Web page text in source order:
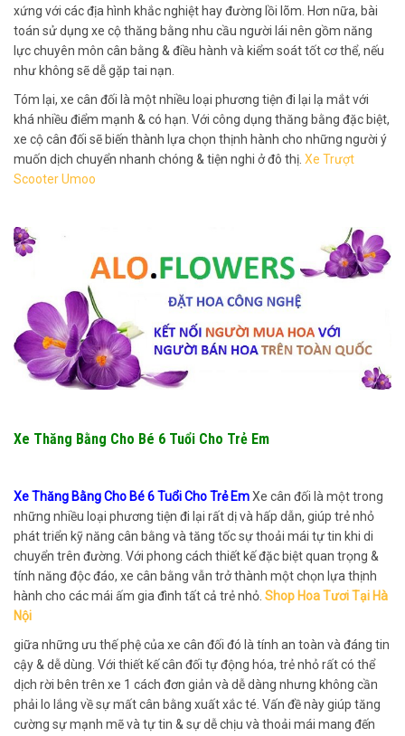
xứng với các địa hình khắc nghiệt hay đường lồi lõm. Hơn nữa, bài
toán sử dụng xe cộ thăng bằng nhu cầu người lái nên gồm năng
lực chuyên môn cân bằng & điều hành và kiểm soát tốt cơ thể, nếu
như không sẽ dễ gặp tai nạn.
Tóm lại, xe cân đối là một nhiều loại phương tiện đi lại lạ mắt với
khá nhiều điểm mạnh & có hạn. Với công dụng thăng bằng đặc biệt,
xe cộ cân đối sẽ biến thành lựa chọn thịnh hành cho những người ý
muốn dịch chuyển nhanh chóng & tiện nghi ở đô thị. Xe Trượt
Scooter Umoo
Xe Thăng Bằng Cho Bé 6 Tuổi Cho Trẻ Em
Xe Thăng Bằng Cho Bé 6 Tuổi Cho Trẻ EmXe cân đối là một trong
những nhiều loại phương tiện đi lại rất dị và hấp dẫn, giúp trẻ nhỏ
phát triển kỹ năng cân bằng và tăng tốc sự thoải mái tự tin khi di
chuyển trên đường. Với phong cách thiết kế đặc biệt quan trọng &
tính năng độc đáo, xe cân bằng vẫn trở thành một chọn lựa thịnh
hành cho các mái ấm gia đình tất cả trẻ nhỏ. Shop Hoa Tươi Tại Hà
Nội
giữa những ưu thế phệ của xe cân đối đó là tính an toàn và đáng tin
cậy & dễ dùng. Với thiết kế cân đối tự động hóa, trẻ nhỏ rất có thể
dịch rời bên trên xe 1 cách đơn giản và dễ dàng nhưng không cần
phải lo lắng về sự mất cân bằng xuất xắc té. Vấn đề này giúp tăng
cường sự mạnh mẽ và tự tin & sự dễ chịu và thoải mái mang đến